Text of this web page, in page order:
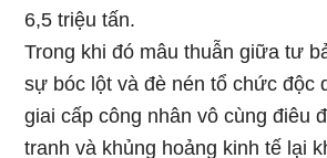
6,5 triệu tấn.
Trong khi đó mâu thuẫn giữa tư
sự bóc lột và đè nén tổ chức độc
giai cấp công nhân vô cùng điêu
tranh và khủng hoảng kinh tế lại